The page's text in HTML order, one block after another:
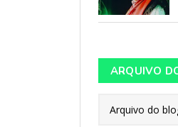
ARQUIVO